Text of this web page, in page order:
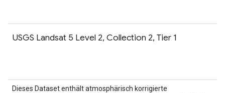
USGS Landsat 5 Level 2, Collection 2, Tier 1
Dieses Dataset enthält atmosphärisch korrigierte